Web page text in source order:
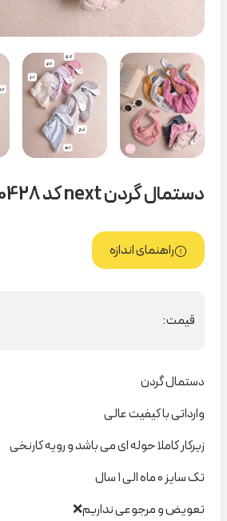
دستمال گردن next کد t000428
راهنمای اندازه
قیمت:
دستمال گردن
وارداتی با کیفیت عالی
زیرکار کاملا حوله ای می باشد و رویه کارنخی
تک سایز ۰ ماه الی ۱ سال
تعویض و مرجوعی نداریم❌